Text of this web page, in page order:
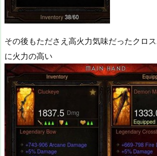
その後もたださえ高火力気味だったクロ
に火力の高い